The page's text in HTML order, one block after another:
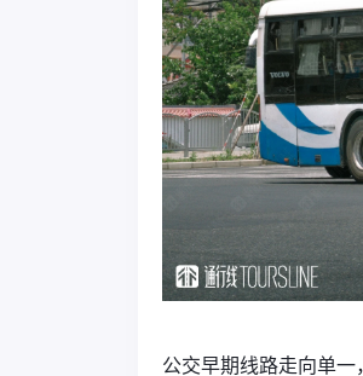
公交早期线路走向单